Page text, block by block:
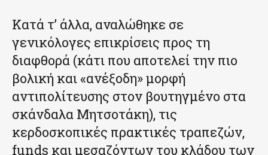
Κατά τ’ άλλα, αναλώθηκε σε
γενικόλογες επικρίσεις προς τη
διαφθορά (κάτι που αποτελεί την πιο
βολική και «ανέξοδη» μορφή
αντιπολίτευσης στον βουτηγμένο στα
σκάνδαλα Μητσοτάκη), τις
κερδοσκοπικές πρακτικές τραπεζών,
funds και μεσαζόντων του κλάδου των